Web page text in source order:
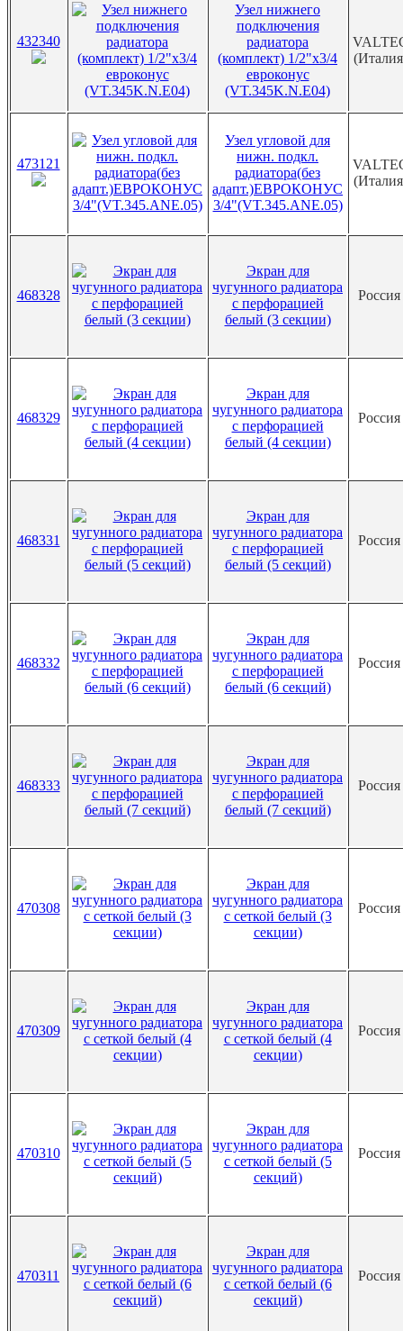
432340
Узел нижнего
подключения
радиатора
(комплект) 1/2"х3/4
евроконус
(VT.345K.N.E04)
473121
Узел угловой для
нижн. подкл.
радиатора(без
адапт.)ЕВРОКОНУС
3/4"(VT.345.ANE.05)
468328
Экран для
чугунного радиатора
с перфорацией
белый (3 секции)
Россия
468329
Экран для
чугунного радиатора
с перфорацией
белый (4 секции)
Россия
468331
Экран для
чугунного радиатора
с перфорацией
белый (5 секций)
Россия
468332
Экран для
чугунного радиатора
с перфорацией
белый (6 секций)
Россия
468333
Экран для
чугунного радиатора
с перфорацией
белый (7 секций)
Россия
470308
Экран для
чугунного радиатора
с сеткой белый (3
секции)
Россия
470309
Экран для
чугунного радиатора
с сеткой белый (4
секции)
Россия
470310
Экран для
чугунного радиатора
с сеткой белый (5
секций)
Россия
470311
Экран для
чугунного радиатора
с сеткой белый (6
секций)
Россия